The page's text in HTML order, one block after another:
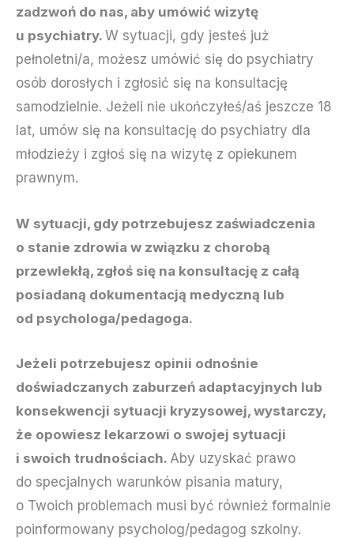
zadzwoń do nas, aby umówić wizytę
u psychiatry. W sytuacji, gdy jesteś już
pełnoletni/a, możesz umówić się do psychiatry
osób dorosłych i zgłosić się na konsultację
samodzielnie. Jeżeli nie ukończyłeś/aś jeszcze 18
lat, umów się na konsultację do psychiatry dla
młodzieży i zgłoś się na wizytę z opiekunem
prawnym.
W sytuacji, gdy potrzebujesz zaświadczenia
o stanie zdrowia w związku z chorobą
przewlekłą, zgłoś się na konsultację z całą
posiadaną dokumentacją medyczną lub
od psychologa/pedagoga.
Jeżeli potrzebujesz opinii odnośnie
doświadczanych zaburzeń adaptacyjnych lub
konsekwencji sytuacji kryzysowej, wystarczy,
że opowiesz lekarzowi o swojej sytuacji
i swoich trudnościach. Aby uzyskać prawo
do specjalnych warunków pisania matury,
o Twoich problemach musi być również formalnie
poinformowany psycholog/pedagog szkolny.